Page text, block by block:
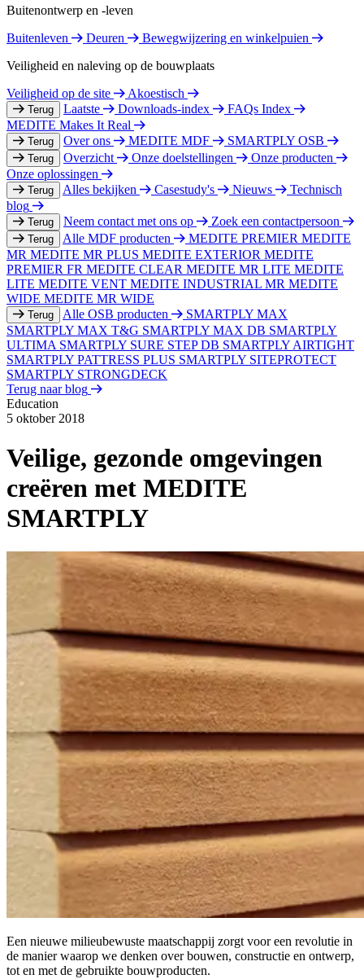
Buitenontwerp en -leven
Buitenleven
Deuren
Bewegwijzering en winkelpuien
Veiligheid en naleving op de bouwplaats
Veiligheid op de site
Akoestisch
Terug Laatste Downloads-index
FAQs Index
MEDITE Makes It Real
Terug Over ons MEDITE MDF SMARTPLY OSB
Terug Overzicht Onze doelstellingen
Onze producten
Onze oplossingen
Terug Alles bekijken Casestudy's Nieuws
Technisch
blog
Terug Neem contact met ons op Zoek een contactpersoon
Terug Alle MDF producten MEDITE PREMIER MEDITE
MR MEDITE MR PLUS MEDITE EXTERIOR MEDITE
PREMIER FR MEDITE CLEAR MEDITE MR LITE MEDITE
LITE MEDITE VENT MEDITE INDUSTRIAL MR MEDITE
WIDE MEDITE MR WIDE
Terug Alle OSB producten
SMARTPLY MAX
SMARTPLY MAX T&G SMARTPLY MAX DB SMARTPLY
ULTIMA SMARTPLY SURE STEP DB SMARTPLY AIRTIGHT
SMARTPLY PATTRESS PLUS SMARTPLY SITEPROTECT
SMARTPLY STRONGDECK
Terug naar blog
Education
5 oktober 2018
Veilige, gezonde omgevingen
creëren met MEDITE
SMARTPLY
Een nieuwe milieubewuste maatschappij zorgt voor een revolutie in
de manier waarop we denken over bouwen, constructie en ontwerp,
tot en met de gebruikte bouwproducten.